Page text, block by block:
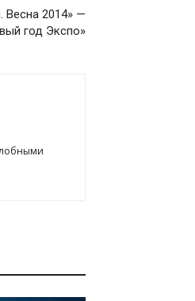
Весна 2014» —
год Экспо»